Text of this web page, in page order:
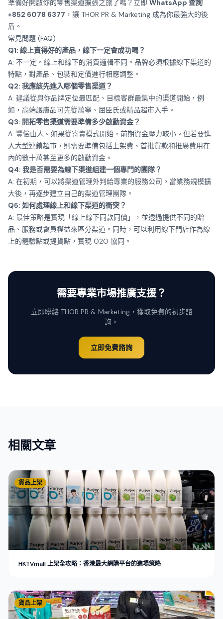
準備好開啟你的零售渠道擴張之旅了嗎？立即 WhatsApp 查詢
+852 6078 6377 ，讓 THOR PR & Marketing 成為你最強大的後
盾。
常見問題 (FAQ)
Q1: 線上賣得好的產品，線下一定會成功嗎？
A: 不一定。線上和線下的消費邏輯不同。品牌必須根據線下渠道的
特點，對產品、包裝和定價進行相應調整。
Q2: 我應該先進入哪個零售渠道？
A: 建議從與你品牌定位最匹配、目標客群最集中的渠道開始，例
如，高端護膚品可先從萬寧、屈臣氏或精品超市入手。
Q3: 開拓零售渠道需要準備多少啟動資金？
A: 豐儉由人。如果從寄賣模式開始，前期資金壓力較小。但若要進
入大型連鎖超市，則需要準備包括上架費、首批貨款和推廣費用在
內的數十萬甚至更多的啟動資金。
Q4: 我是否需要為線下渠道組建一個專門的團隊？
A: 在初期，可以將渠道管理外判給專業的服務公司。當業務規模擴
大後，再逐步建立自己的渠道管理團隊。
Q5: 如何處理線上和線下渠道的衝突？
A: 最佳策略是實現「線上線下同款同價」，並透過提供不同的贈
品、服務或會員權益來區分渠道。同時，可以利用線下門店作為線
上的體驗點或提貨點，實現 O2O 協同。
需要專業市場推廣支援？
立即聯絡 THOR PR & Marketing，獲取免費的初步諮
詢。
立即免費諮詢
相關文章
貨品上架
HKTVmall 上架全攻略：香港最大網購平台的進場策略
貨品上架